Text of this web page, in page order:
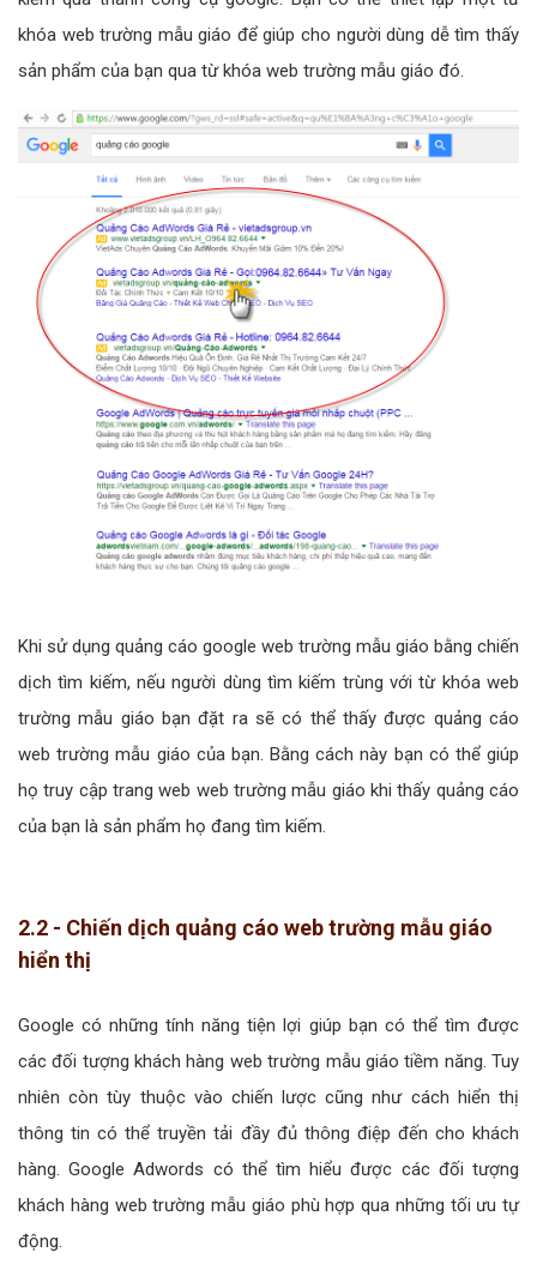
khóa web trường mẫu giáo để giúp cho người dùng dễ tìm thấy
sản phẩm của bạn qua từ khóa web trường mẫu giáo đó.
Khi sử dụng quảng cáo google web trường mẫu giáo bằng chiến
dịch tìm kiếm, nếu người dùng tìm kiếm trùng với từ khóa web
trường mẫu giáo bạn đặt ra sẽ có thể thấy được quảng cáo
web trường mẫu giáo của bạn. Bằng cách này bạn có thể giúp
họ truy cập trang web web trường mẫu giáo khi thấy quảng cáo
của bạn là sản phẩm họ đang tìm kiếm.
2.2 - Chiến dịch quảng cáo web trường mẫu giáo
hiển thị
Google có những tính năng tiện lợi giúp bạn có thể tìm được
các đối tượng khách hàng web trường mẫu giáo tiềm năng. Tuy
nhiên còn tùy thuộc vào chiến lược cũng như cách hiển thị
thông tin có thể truyền tải đầy đủ thông điệp đến cho khách
hàng. Google Adwords có thể tìm hiểu được các đối tượng
khách hàng web trường mẫu giáo phù hợp qua những tối ưu tự
động.